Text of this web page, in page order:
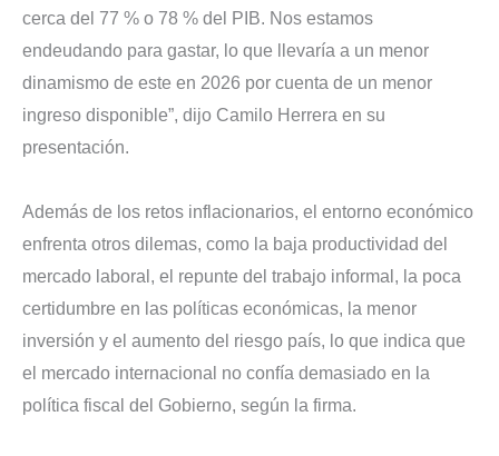
cerca del 77 % o 78 % del PIB. Nos estamos
endeudando para gastar, lo que llevaría a un menor
dinamismo de este en 2026 por cuenta de un menor
ingreso disponible”, dijo Camilo Herrera en su
presentación.
Además de los retos inflacionarios, el entorno económico
enfrenta otros dilemas, como la baja productividad del
mercado laboral, el repunte del trabajo informal, la poca
certidumbre en las políticas económicas, la menor
inversión y el aumento del riesgo país, lo que indica que
el mercado internacional no confía demasiado en la
política fiscal del Gobierno, según la firma.